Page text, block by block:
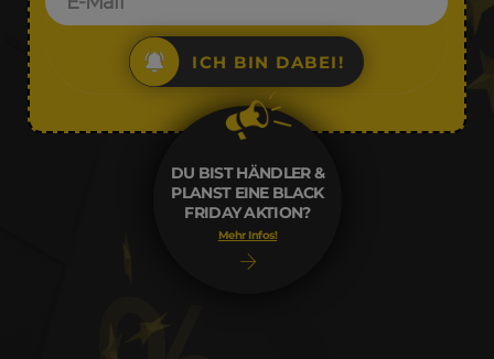
DU BIST HÄNDLER &
PLANST EINE BLACK
FRIDAY AKTION?
Mehr Infos!
ICH BIN DABEI!